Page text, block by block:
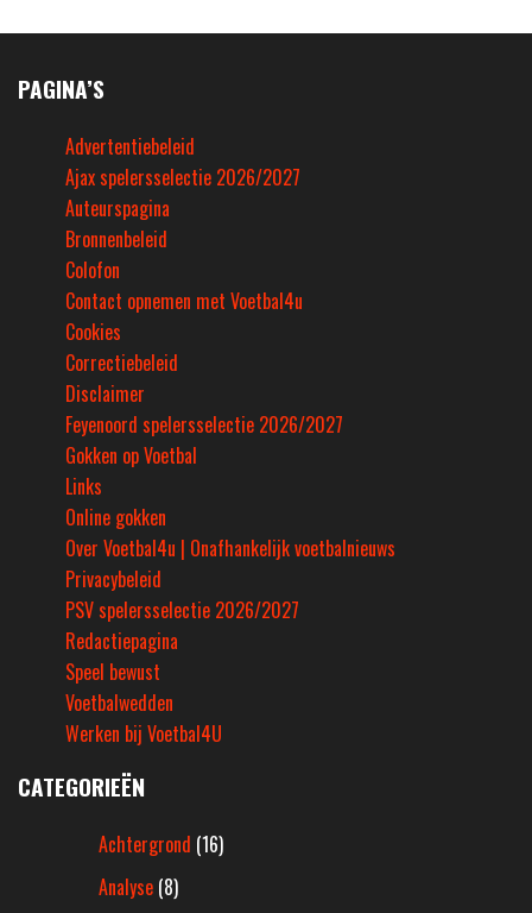
PAGINA’S
Advertentiebeleid
Ajax spelersselectie 2026/2027
Auteurspagina
Bronnenbeleid
Colofon
Contact opnemen met Voetbal4u
Cookies
Correctiebeleid
Disclaimer
Feyenoord spelersselectie 2026/2027
Gokken op Voetbal
Links
Online gokken
Over Voetbal4u | Onafhankelijk voetbalnieuws
Privacybeleid
PSV spelersselectie 2026/2027
Redactiepagina
Speel bewust
Voetbalwedden
Werken bij Voetbal4U
CATEGORIEËN
Achtergrond (16)
Analyse (8)